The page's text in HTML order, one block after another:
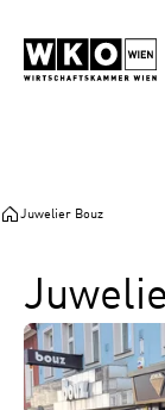
Inhalt
springen
Hauptnavigation
springen
Footer
springen
Juwelier Bouz